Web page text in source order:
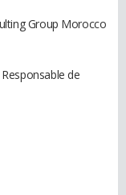
Group Morocco
de